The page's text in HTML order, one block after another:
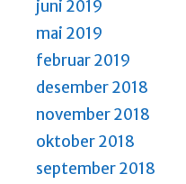
juni 2019
mai 2019
februar 2019
desember 2018
november 2018
oktober 2018
september 2018